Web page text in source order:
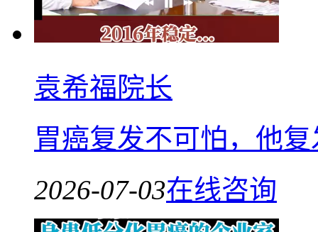
袁希福院长
胃癌复发不可怕，他
2026-07-03在线咨询